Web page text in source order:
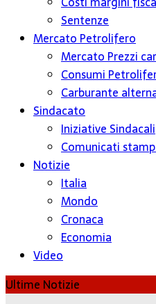
Sentenze
Mercato Petrolifero
Mercato Prezzi
Consumi
Carburante
Sindacato
Iniziative Sindacali
Comunicati
Notizie
Italia
Mondo
Cronaca
Economia
Video
Ultime Notizie